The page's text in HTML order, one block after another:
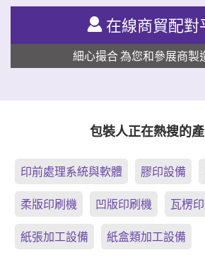
在線商貿配對
細心撮合 為您和參展商製
包裝人正在熱搜的
印前處理系統與軟體 膠印設備
柔版印刷機 凹版印刷機 瓦楞
紙張加工設備 紙盒類加工設備